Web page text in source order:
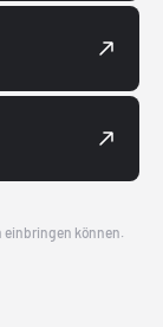
einbringen können.